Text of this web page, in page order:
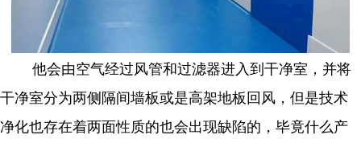
他会由空气经过风管和过滤器进入到干净室，并将
干净室分为两侧隔间墙板或是高架地板回风，但是技术
净化也存在着两面性质的也会出现缺陷的，毕竟什么产